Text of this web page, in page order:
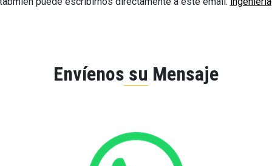
Envíenos su Mensaje